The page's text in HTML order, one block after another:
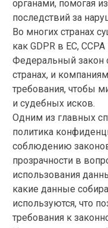
органами, помогая
последствий за
Во многих странах
как GDPR в ЕС,
Федеральный закон
странах, и
требования, чтобы
и судебных исков.
Одним из главных
политика
соблюдению
прозрачности в
использования
какие данные
используются, что
требования к